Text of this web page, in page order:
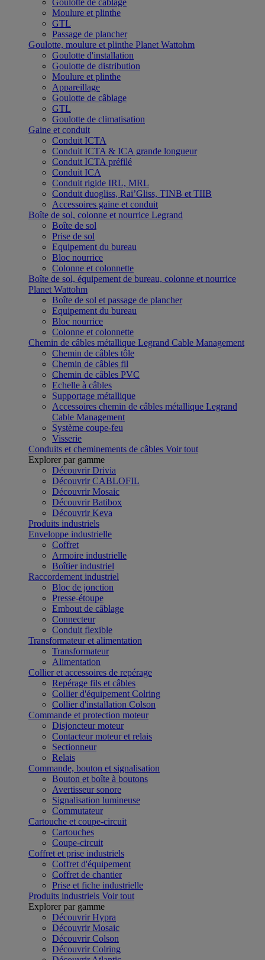
Goulotte de câblage
Moulure et plinthe
GTL
Passage de plancher
Goulotte, moulure et plinthe Planet Wattohm
Goulotte d'installation
Goulotte de distribution
Moulure et plinthe
Appareillage
Goulotte de câblage
GTL
Goulotte de climatisation
Gaine et conduit
Conduit ICTA
Conduit ICTA & ICA grande longueur
Conduit ICTA préfilé
Conduit ICA
Conduit rigide IRL, MRL
Conduit duogliss, Rai’Gliss, TINB et TIIB
Accessoires gaine et conduit
Boîte de sol, colonne et nourrice Legrand
Boîte de sol
Prise de sol
Equipement du bureau
Bloc nourrice
Colonne et colonnette
Boîte de sol, équipement de bureau, colonne et nourrice
Planet Wattohm
Boîte de sol et passage de plancher
Equipement du bureau
Bloc nourrice
Colonne et colonnette
Chemin de câbles métallique Legrand Cable Management
Chemin de câbles tôle
Chemin de câbles fil
Chemin de câbles PVC
Echelle à câbles
Supportage métallique
Accessoires chemin de câbles métallique Legrand
Cable Management
Système coupe-feu
Visserie
Conduits et cheminements de câbles Voir tout
Explorer par gamme
Découvrir Drivia
Découvrir CABLOFIL
Découvrir Mosaic
Découvrir Batibox
Découvrir Keva
Produits industriels
Enveloppe industrielle
Coffret
Armoire industrielle
Boîtier industriel
Raccordement industriel
Bloc de jonction
Presse-étoupe
Embout de câblage
Connecteur
Conduit flexible
Transformateur et alimentation
Transformateur
Alimentation
Collier et accessoires de repérage
Repérage fils et câbles
Collier d'équipement Colring
Collier d'installation Colson
Commande et protection moteur
Disjoncteur moteur
Contacteur moteur et relais
Sectionneur
Relais
Commande, bouton et signalisation
Bouton et boîte à boutons
Avertisseur sonore
Signalisation lumineuse
Commutateur
Cartouche et coupe-circuit
Cartouches
Coupe-circuit
Coffret et prise industriels
Coffret d'équipement
Coffret de chantier
Prise et fiche industrielle
Produits industriels Voir tout
Explorer par gamme
Découvrir Hypra
Découvrir Mosaic
Découvrir Colson
Découvrir Colring